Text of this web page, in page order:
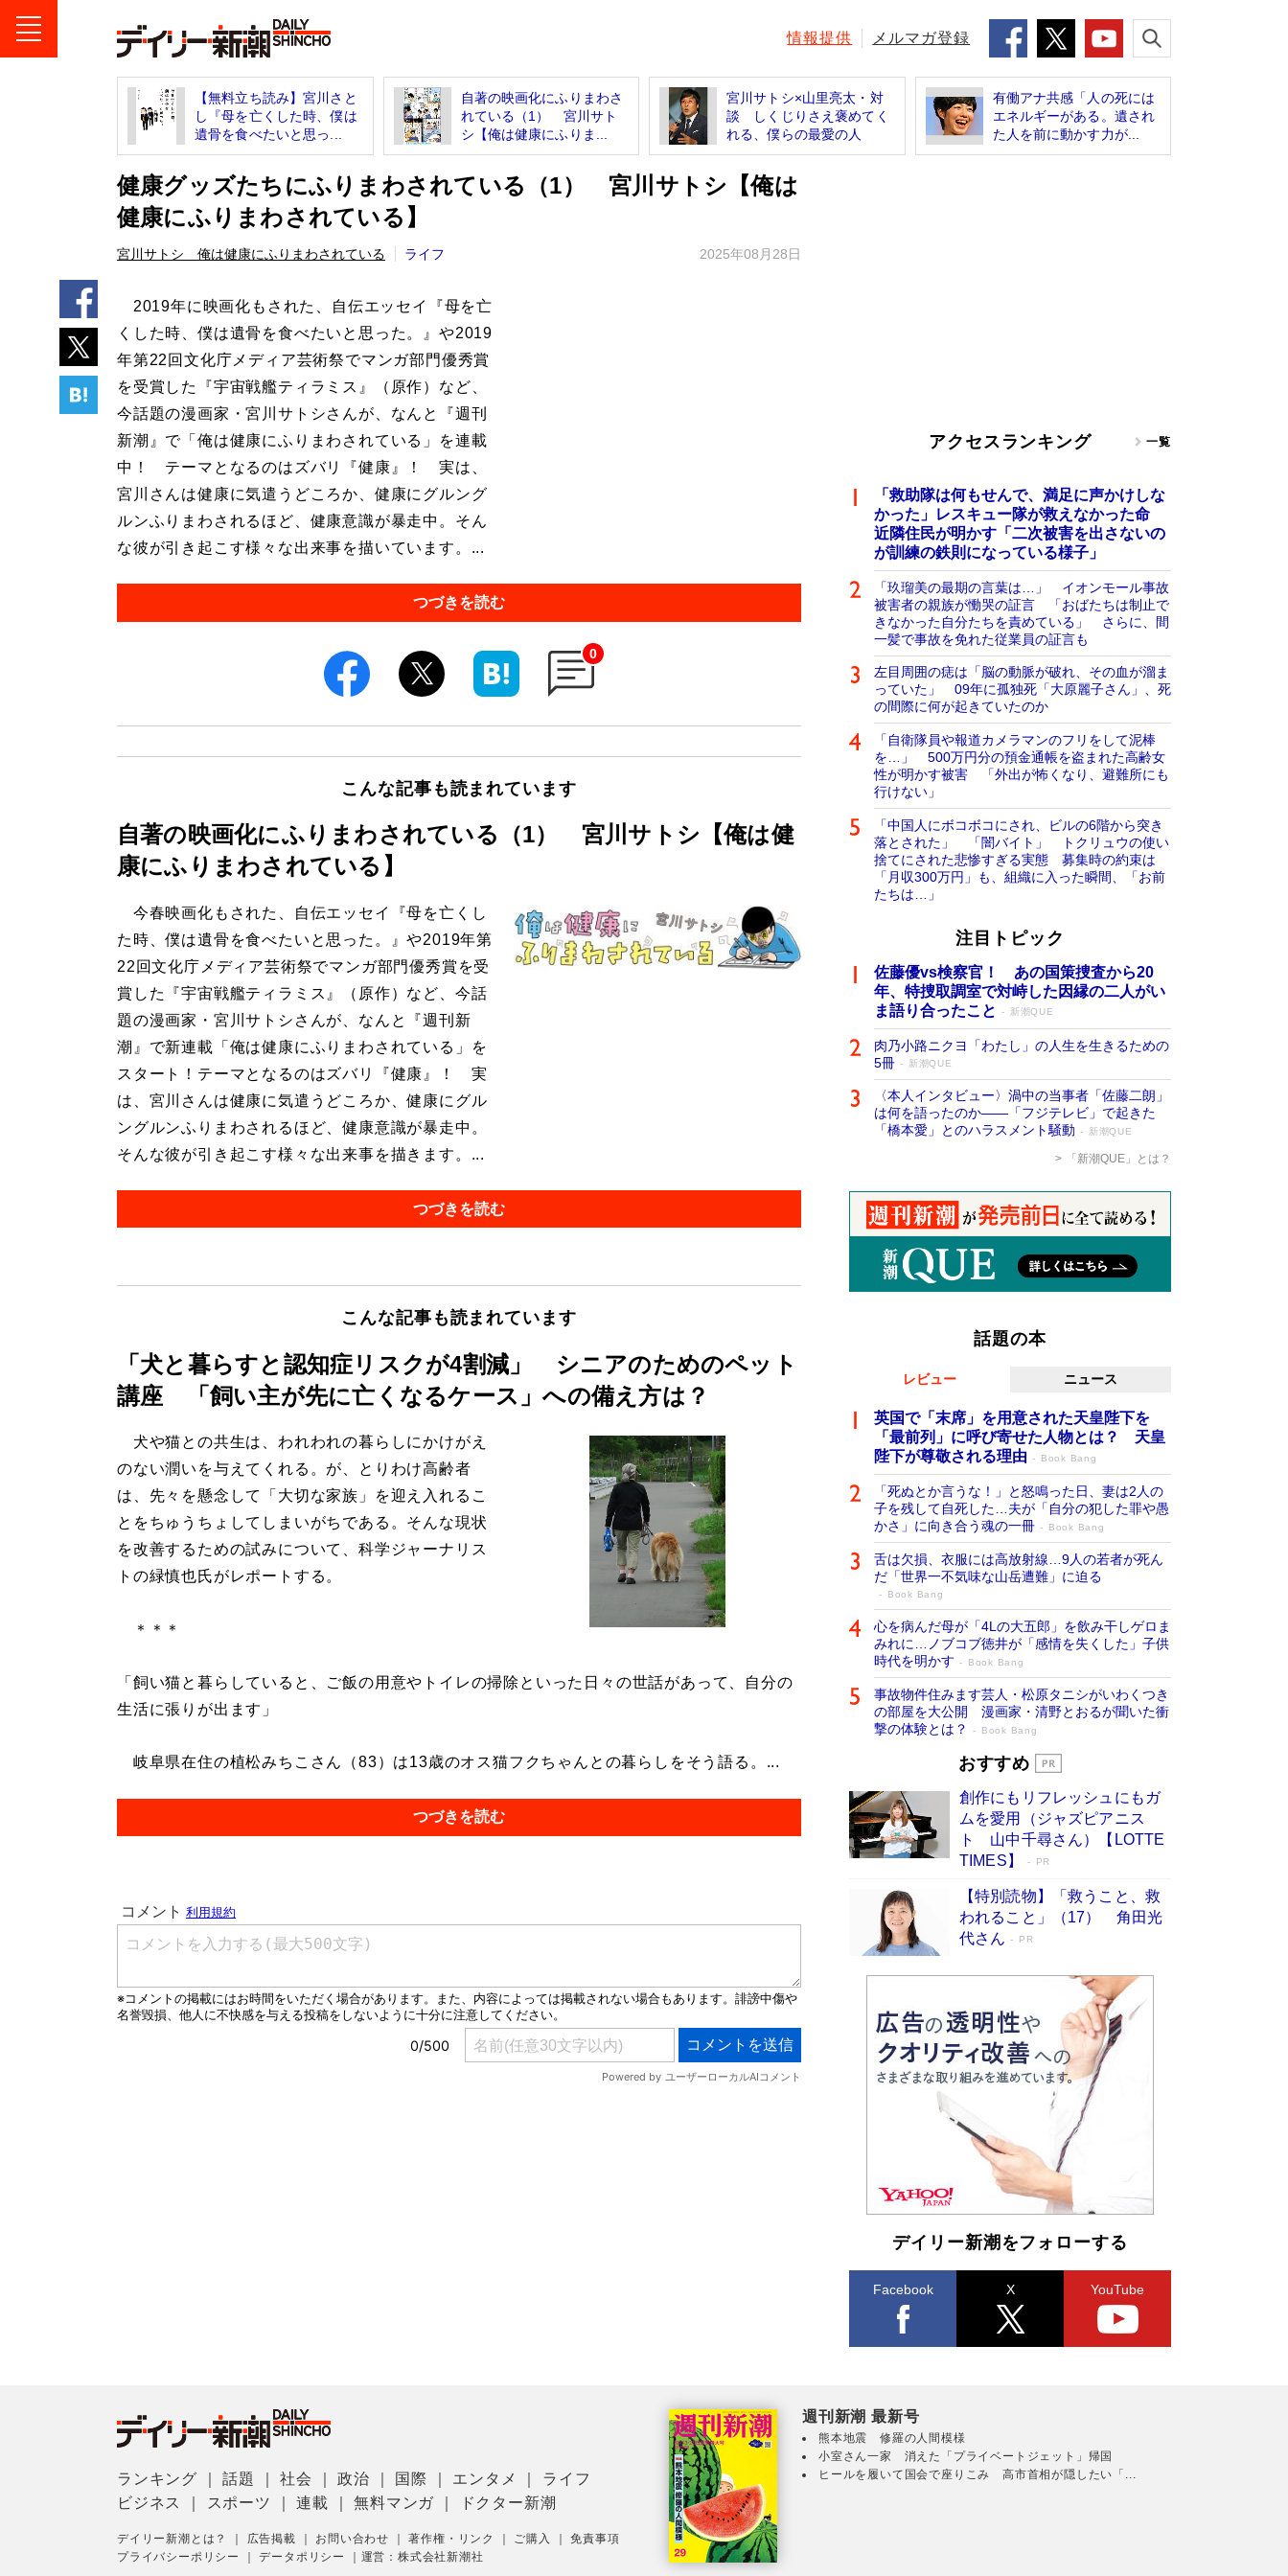
情報提供 メルマガ登録
【無料立ち読み】宮川さと
し『母を亡くした時、僕は
遺骨を食べたいと思っ...
自著の映画化にふりまわさ
れている（1） 宮川サト
シ【俺は健康にふりま...
宮川サトシ×山里亮太・対
談 しくじりさえ褒めてく
れる、僕らの最愛の人
有働アナ共感「人の死には
エネルギーがある。遺され
た人を前に動かす力が...
健康グッズたちにふりまわされている（1） 宮川サトシ【俺は
健康にふりまわされている】
宮川サトシ 俺は健康にふりまわされている ライフ 2025年08月28日
2019年に映画化もされた、自伝エッセイ『母を亡
くした時、僕は遺骨を食べたいと思った。』や2019
年第22回文化庁メディア芸術祭でマンガ部門優秀賞
を受賞した『宇宙戦艦ティラミス』（原作）など、
今話題の漫画家・宮川サトシさんが、なんと『週刊
新潮』で「俺は健康にふりまわされている」を連載
中！ テーマとなるのはズバリ『健康』！ 実は、
宮川さんは健康に気遣うどころか、健康にグルング
ルンふりまわされるほど、健康意識が暴走中。そん
な彼が引き起こす様々な出来事を描いています。...
つづきを読む
0
こんな記事も読まれています
自著の映画化にふりまわされている（1） 宮川サトシ【俺は健
康にふりまわされている】
今春映画化もされた、自伝エッセイ『母を亡くし
た時、僕は遺骨を食べたいと思った。』や2019年第
22回文化庁メディア芸術祭でマンガ部門優秀賞を受
賞した『宇宙戦艦ティラミス』（原作）など、今話
題の漫画家・宮川サトシさんが、なんと『週刊新
潮』で新連載「俺は健康にふりまわされている」を
スタート！テーマとなるのはズバリ『健康』！ 実
は、宮川さんは健康に気遣うどころか、健康にグル
ングルンふりまわされるほど、健康意識が暴走中。
そんな彼が引き起こす様々な出来事を描きます。...
つづきを読む
こんな記事も読まれています
「犬と暮らすと認知症リスクが4割減」 シニアのためのペット
講座 「飼い主が先に亡くなるケース」への備え方は？
犬や猫との共生は、われわれの暮らしにかけがえ
のない潤いを与えてくれる。が、とりわけ高齢者
は、先々を懸念して「大切な家族」を迎え入れるこ
とをちゅうちょしてしまいがちである。そんな現状
を改善するための試みについて、科学ジャーナリス
トの緑慎也氏がレポートする。
＊＊＊
「飼い猫と暮らしていると、ご飯の用意やトイレの掃除といった日々の世話があって、自分の
生活に張りが出ます」
岐阜県在住の植松みちこさん（83）は13歳のオス猫フクちゃんとの暮らしをそう語る。...
つづきを読む
アクセスランキング 一覧
「救助隊は何もせんで、満足に声かけしな
かった」レスキュー隊が救えなかった命
近隣住民が明かす「二次被害を出さないの
が訓練の鉄則になっている様子」
「玖瑠美の最期の言葉は…」 イオンモール事故
被害者の親族が慟哭の証言 「おばたちは制止で
きなかった自分たちを責めている」 さらに、間
一髪で事故を免れた従業員の証言も
左目周囲の痣は「脳の動脈が破れ、その血が溜ま
っていた」 09年に孤独死「大原麗子さん」、死
の間際に何が起きていたのか
「自衛隊員や報道カメラマンのフリをして泥棒
を…」 500万円分の預金通帳を盗まれた高齢女
性が明かす被害 「外出が怖くなり、避難所にも
行けない」
「中国人にボコボコにされ、ビルの6階から突き
落とされた」 「闇バイト」 トクリュウの使い
捨てにされた悲惨すぎる実態 募集時の約束は
「月収300万円」も、組織に入った瞬間、「お前
たちは…」
注目トピック
佐藤優vs検察官！ あの国策捜査から20
年、特捜取調室で対峙した因縁の二人がい
ま語り合ったこと
新潮QUE
肉乃小路ニクヨ「わたし」の人生を生きるための
5冊
新潮QUE
〈本人インタビュー〉渦中の当事者「佐藤二朗」
は何を語ったのか――「フジテレビ」で起きた
「橋本愛」とのハラスメント騒動
新潮QUE
「新潮QUE」とは？
話題の本
レビュー ニュース
英国で「末席」を用意された天皇陛下を
「最前列」に呼び寄せた人物とは？ 天皇
陛下が尊敬される理由
Book Bang
「死ぬとか言うな！」と怒鳴った日、妻は2人の
子を残して自死した…夫が「自分の犯した罪や愚
かさ」に向き合う魂の一冊
Book Bang
舌は欠損、衣服には高放射線…9人の若者が死ん
だ「世界一不気味な山岳遭難」に迫る
Book Bang
心を病んだ母が「4Lの大五郎」を飲み干しゲロま
みれに…ノブコブ徳井が「感情を失くした」子供
時代を明かす
Book Bang
事故物件住みます芸人・松原タニシがいわくつき
の部屋を大公開 漫画家・清野とおるが聞いた衝
撃の体験とは？
Book Bang
追悼・東野圭吾さん 週間ベストセラーラ
など代表作が並ぶ［文庫ベストセラー］
Book Bang
73歳でも働くしかない 「老後レス時代」に交通
誘導員の独白が話題
竹内由恵の前に現れた「テレビ観ないんだよね
ぇ」という男性…夫を選んでテレ朝退社したワケ
Book Bang
「なんで？ そんな馬鹿な……」90歳になった作
家・阿刀田高さんが、ひとり暮らしの生活を明か
和田秀樹の70代、80代向け新書がベスト3を独
占 上半期1位にも選出［新書ベストセラー］
Book Bang
おすすめ
創作にもリフレッシュにもガ
ムを愛用（ジャズピアニス
ト 山中千尋さん）【LOTTE
TIMES】
PR
【特別読物】「救うこと、救
われること」（17） 角田光
代さん
PR
デイリー新潮をフォローする
Facebook X YouTube
ランキング ｜話題 ｜社会 ｜政治 国際 エンタメ
ライフ
ビジネス
スポーツ ｜連載 ｜無料マンガ ドクター新潮
デイリー新潮とは？ 広告掲載 お問い合わせ ｜著作権・リンク ご購入 ｜免責事項
プライバシーポリシー
｜データポリシー 運営：株式会社新潮社
週刊新潮 最新号
熊本地震 修羅の人間模様
小室さん一家 消えた「プライベートジェット」帰国
ヒールを履いて国会で座りこみ 高市首相が隠したい「...